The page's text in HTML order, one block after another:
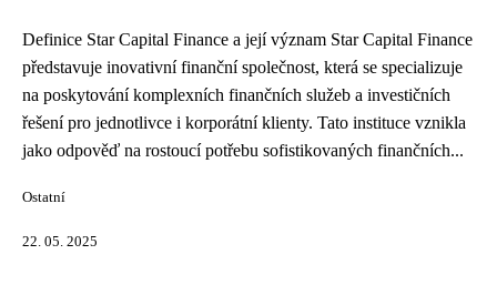
Definice Star Capital Finance a její význam Star Capital Finance
představuje inovativní finanční společnost, která se specializuje
na poskytování komplexních finančních služeb a investičních
řešení pro jednotlivce i korporátní klienty. Tato instituce vznikla
jako odpověď na rostoucí potřebu sofistikovaných finančních...
Ostatní
22. 05. 2025